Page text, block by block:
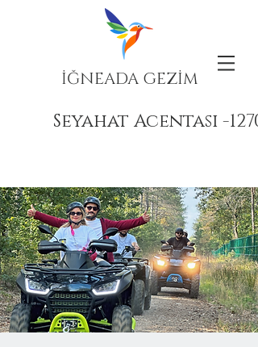
İĞNEADA GEZİM
Seyahat Acentası -